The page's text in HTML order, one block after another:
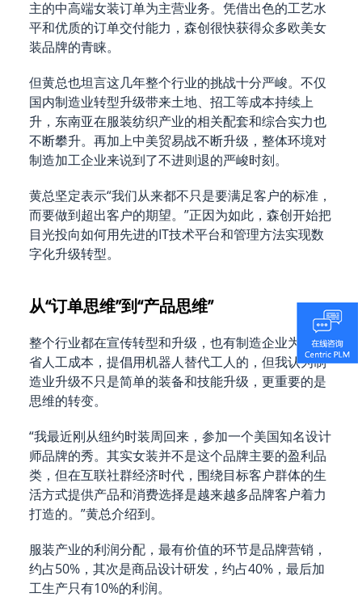
主的中高端女装订单为主营业务。凭借出色的工艺水
平和优质的订单交付能力，森创很快获得众多欧美女
装品牌的青睐。
但黄总也坦言这几年整个行业的挑战十分严峻。不仅
国内制造业转型升级带来土地、招工等成本持续上
升，东南亚在服装纺织产业的相关配套和综合实力也
不断攀升。再加上中美贸易战不断升级，整体环境对
制造加工企业来说到了不进则退的严峻时刻。
黄总坚定表示“我们从来都不只是要满足客户的标准，
而要做到超出客户的期望。”正因为如此，森创开始把
目光投向如何用先进的IT技术平台和管理方法实现数
字化升级转型。
从“订单思维”到“产品思维”
整个行业都在宣传转型和升级，也有制造企业为了节
省人工成本，提倡用机器人替代工人的，但我认为制
造业升级不只是简单的装备和技能升级，更重要的是
思维的转变。
“我最近刚从纽约时装周回来，参加一个美国知名设计
师品牌的秀。其实女装并不是这个品牌主要的盈利品
类，但在互联社群经济时代，围绕目标客户群体的生
活方式提供产品和消费选择是越来越多品牌客户着力
打造的。”黄总介绍到。
服装产业的利润分配，最有价值的环节是品牌营销，
约占50%，其次是商品设计研发，约占40%，最后加
工生产只有10%的利润。